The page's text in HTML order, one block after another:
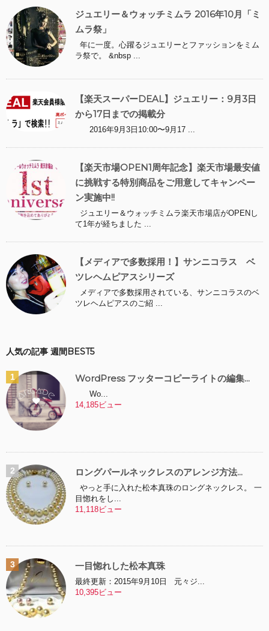
ジュエリー＆ウォッチミムラ 2016年10月「ミ
ムラ祭」
年に一度。心躍るジュエリーとファッションをミム
ラ祭で。 &nbsp ...
【楽天スーパーDEAL】ジュエリー：9月3日
から17日までの掲載分
2016年9月3日10:00〜9月17 ...
【楽天市場OPEN1周年記念】楽天市場最安値
に挑戦する特別商品をご用意してキャンペー
ン実施中!!
ジュエリー＆ウォッチミムラ楽天市場店がOPENし
て1年が経ちました ...
【メディアで多数採用！】サンニコラス ベ
ツレヘムピアスシリーズ
メディアで多数採用されている、サンニコラスのベ
ツレヘムピアスのご紹 ...
人気の記事 週間BEST5
WordPress フッターコピーライトの編集...
Wo...
14,185ビュー
ロングパールネックレスのアレンジ方法...
やっと手に入れた松本真珠のロングネックレス。 一
目惚れをし...
11,118ビュー
一目惚れした松本真珠
最終更新：2015年9月10日 元々ジ...
10,395ビュー